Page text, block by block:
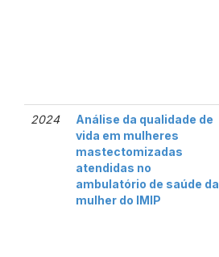
2024
Análise da qualidade de
vida em mulheres
mastectomizadas
atendidas no
ambulatório de saúde da
mulher do IMIP